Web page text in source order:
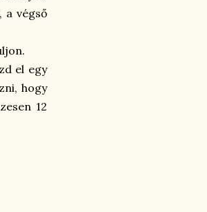
a végső
el egy
hogy
12